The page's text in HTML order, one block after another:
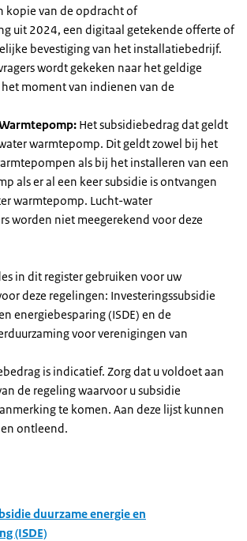
kopie van de opdracht of
uit 2024, een digitaal getekende offerte of
bevestiging van het installatiebedrijf.
wordt gekeken naar het geldige
moment van indienen van de
Het subsidiebedrag dat geldt
warmtepomp. Dit geldt zowel bij het
als bij het installeren van een
als er al een keer subsidie is ontvangen
warmtepomp. Lucht-water
worden niet meegerekend voor deze
in dit register gebruiken voor uw
deze regelingen: Investeringssubsidie
energiebesparing (ISDE) en de
voor verenigingen van
is indicatief. Zorg dat u voldoet aan
de regeling waarvoor u subsidie
te komen. Aan deze lijst kunnen
ontleend.
duurzame energie en
(ISDE)